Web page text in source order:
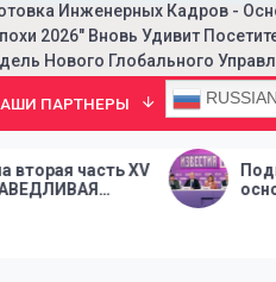
Инженерных Кадров -
2026" Вновь Удивит
Нового Глобального
ПАРТНЕРЫ RUSSIAN
Подготовка
основа